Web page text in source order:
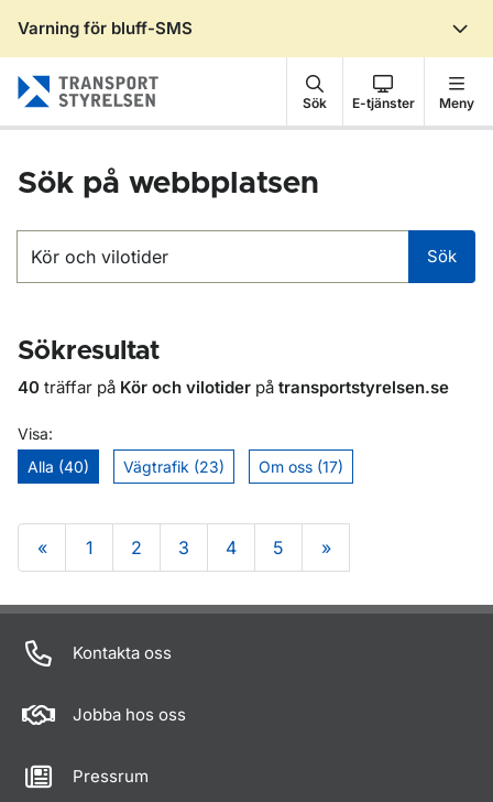
Varning för bluff-SMS
Sök E-tjänster Meny
Sök på webbplatsen
Sök
Sökresultat
40 träffar på Kör och vilotider på transportstyrelsen.se
Visa:
Alla (40)
Vägtrafik (23) Om oss (17)
« 1 2 3 4 5 »
Om sidan
Kontakta oss
Jobba hos oss
Pressrum